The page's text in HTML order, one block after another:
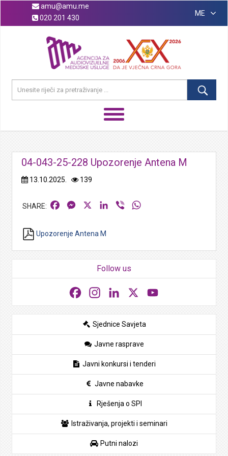
amu@amu.me
020 201 430
ME
04-043-25-228 Upozorenje Antena M
13.10.2025. 139
FacebookMessengerLinkedIn
Viber
Upozorenje Antena M
Follow us
FacebookInstagramLinkedIn
Sjednice Savjeta
Javne rasprave
Javni konkursi i tenderi
Javne nabavke
Rješenja o SPI
Istraživanja, projekti i seminari
Putni nalozi